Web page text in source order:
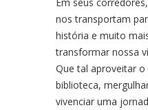
nos transportam
história e muito
transformar nossa
Que tal aproveitar
biblioteca,
vivenciar uma